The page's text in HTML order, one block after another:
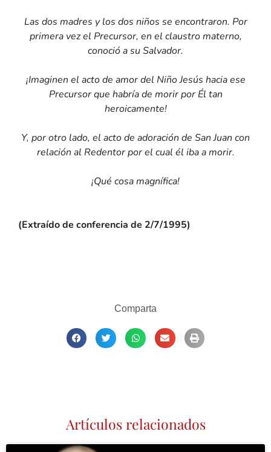
Las dos madres y los dos niños se encontraron. Por
primera vez el Precursor, en el claustro materno,
conoció a su Salvador.
¡Imaginen el acto de amor del Niño Jesús hacia ese
Precursor que habría de morir por Él tan
heroicamente!
Y, por otro lado, el acto de adoración de San Juan con
relación al Redentor por el cual él iba a morir.
¡Qué cosa magnífica!
(Extraído de conferencia de 2/7/1995)
Comparta
Artículos relacionados